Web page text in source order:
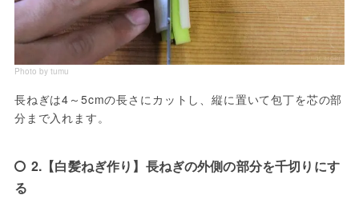
Photo by tumu
長ねぎは4～5cmの長さにカットし、縦に置いて包丁を芯の部
分まで入れます。
2.【白髪ねぎ作り】長ねぎの外側の部分を千切りにす
る